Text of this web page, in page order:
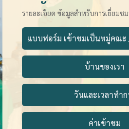
รายละเอียด ข้อมูลสำหรับการเยี่ยม
แบบฟอร์ม เข้าชมเป็นหมู่คณะ
บ้านของเรา
วันและเวลาทำก
ค่าเข้าชม